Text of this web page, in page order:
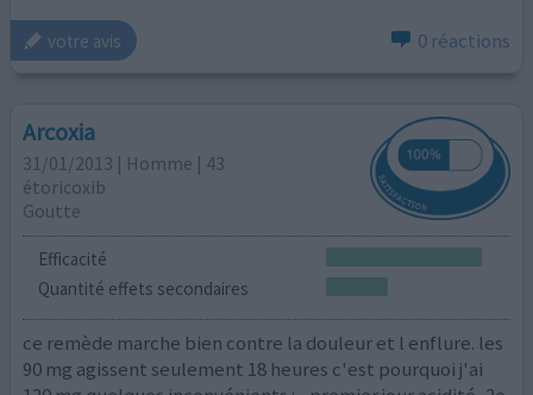
votre avis 0 réactions
Arcoxia
31/01/2013 | Homme | 43
étoricoxib
Goutte
Efficacité
Quantité effets secondaires
ce remède marche bien contre la douleur et l enflure. les
90 mg agissent seulement 18 heures c'est pourquoi j'ai